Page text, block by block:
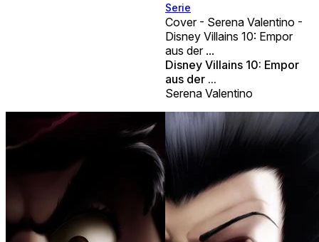
Serie
Cover - Serena Valentino -
Disney Villains 10: Empor
aus der ...
Disney Villains 10: Empor
aus der ...
Serena Valentino